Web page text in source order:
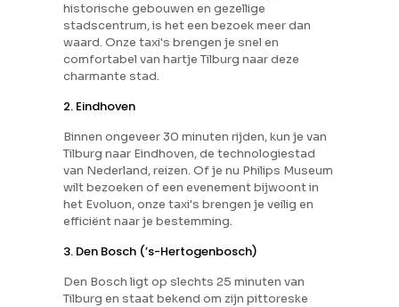
historische gebouwen en gezellige
stadscentrum, is het een bezoek meer dan
waard. Onze taxi's brengen je snel en
comfortabel van hartje Tilburg naar deze
charmante stad.
2. Eindhoven
Binnen ongeveer 30 minuten rijden, kun je van
Tilburg naar Eindhoven, de technologiestad
van Nederland, reizen. Of je nu Philips Museum
wilt bezoeken of een evenement bijwoont in
het Evoluon, onze taxi's brengen je veilig en
efficiënt naar je bestemming.
3. Den Bosch (’s-Hertogenbosch)
Den Bosch ligt op slechts 25 minuten van
Tilburg en staat bekend om zijn pittoreske